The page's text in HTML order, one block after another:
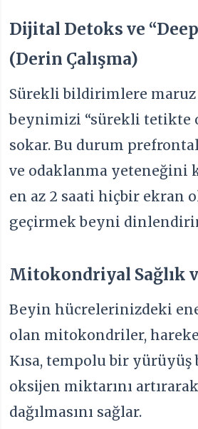
Dijital Detoks ve
(Derin Çalışma)
Sürekli bildirimlere
beynimizi “sürekli tetikte
sokar. Bu durum
ve odaklanma yeteneğini
en az 2 saati hiçbir ekran
geçirmek beyni
Mitokondriyal Sağlık
Beyin hücrelerinizdeki
olan mitokondriler,
Kısa, tempolu bir yürüyüş
oksijen miktarını
dağılmasını sağlar.